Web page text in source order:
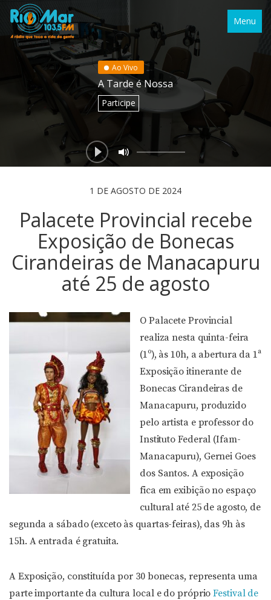
Menu
Ao Vivo
A Tarde é Nossa
Participe
1 DE AGOSTO DE 2024
Palacete Provincial recebe
Exposição de Bonecas
Cirandeiras de Manacapuru
até 25 de agosto
O Palacete Provincial
realiza nesta quinta-feira
(1º), às 10h, a abertura da 1ª
Exposição itinerante de
Bonecas Cirandeiras de
Manacapuru, produzido
pelo artista e professor do
Instituto Federal (Ifam-
Manacapuru), Gernei Goes
dos Santos. A exposição
fica em exibição no espaço
cultural até 25 de agosto, de
segunda a sábado (exceto às quartas-feiras), das 9h às
15h. A entrada é gratuita.
A Exposição, constituída por 30 bonecas, representa uma
parte importante da cultura local e do próprioFestival de